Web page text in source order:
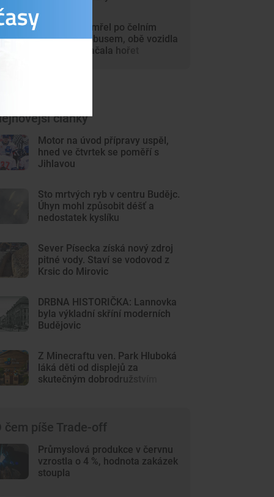
Motorkář zemřel po čelním
střetu s autobusem, obě vozidla
po nárazu začala hořet
články
Motor na úvod přípravy uspěl,
hned ve čtvrtek se poměří s
Jihlavou
Sto mrtvých ryb v centru Budějc.
Úhyn mohl způsobit déšť a
nedostatek kyslíku
Sever Písecka získá nový zdroj
pitné vody. Staví se vodovod z
Krsic do Mirovic
DRBNA HISTORIČKA: Lannovka
byla výkladní skříní moderních
Budějovic
Z Minecraftu ven. Park Hluboká
láká děti od displejů za
skutečným dobrodružstvím
čem píše Trade-off
Průmyslová produkce v červnu
vzrostla o 4 %, hodnota zakázek
stoupla